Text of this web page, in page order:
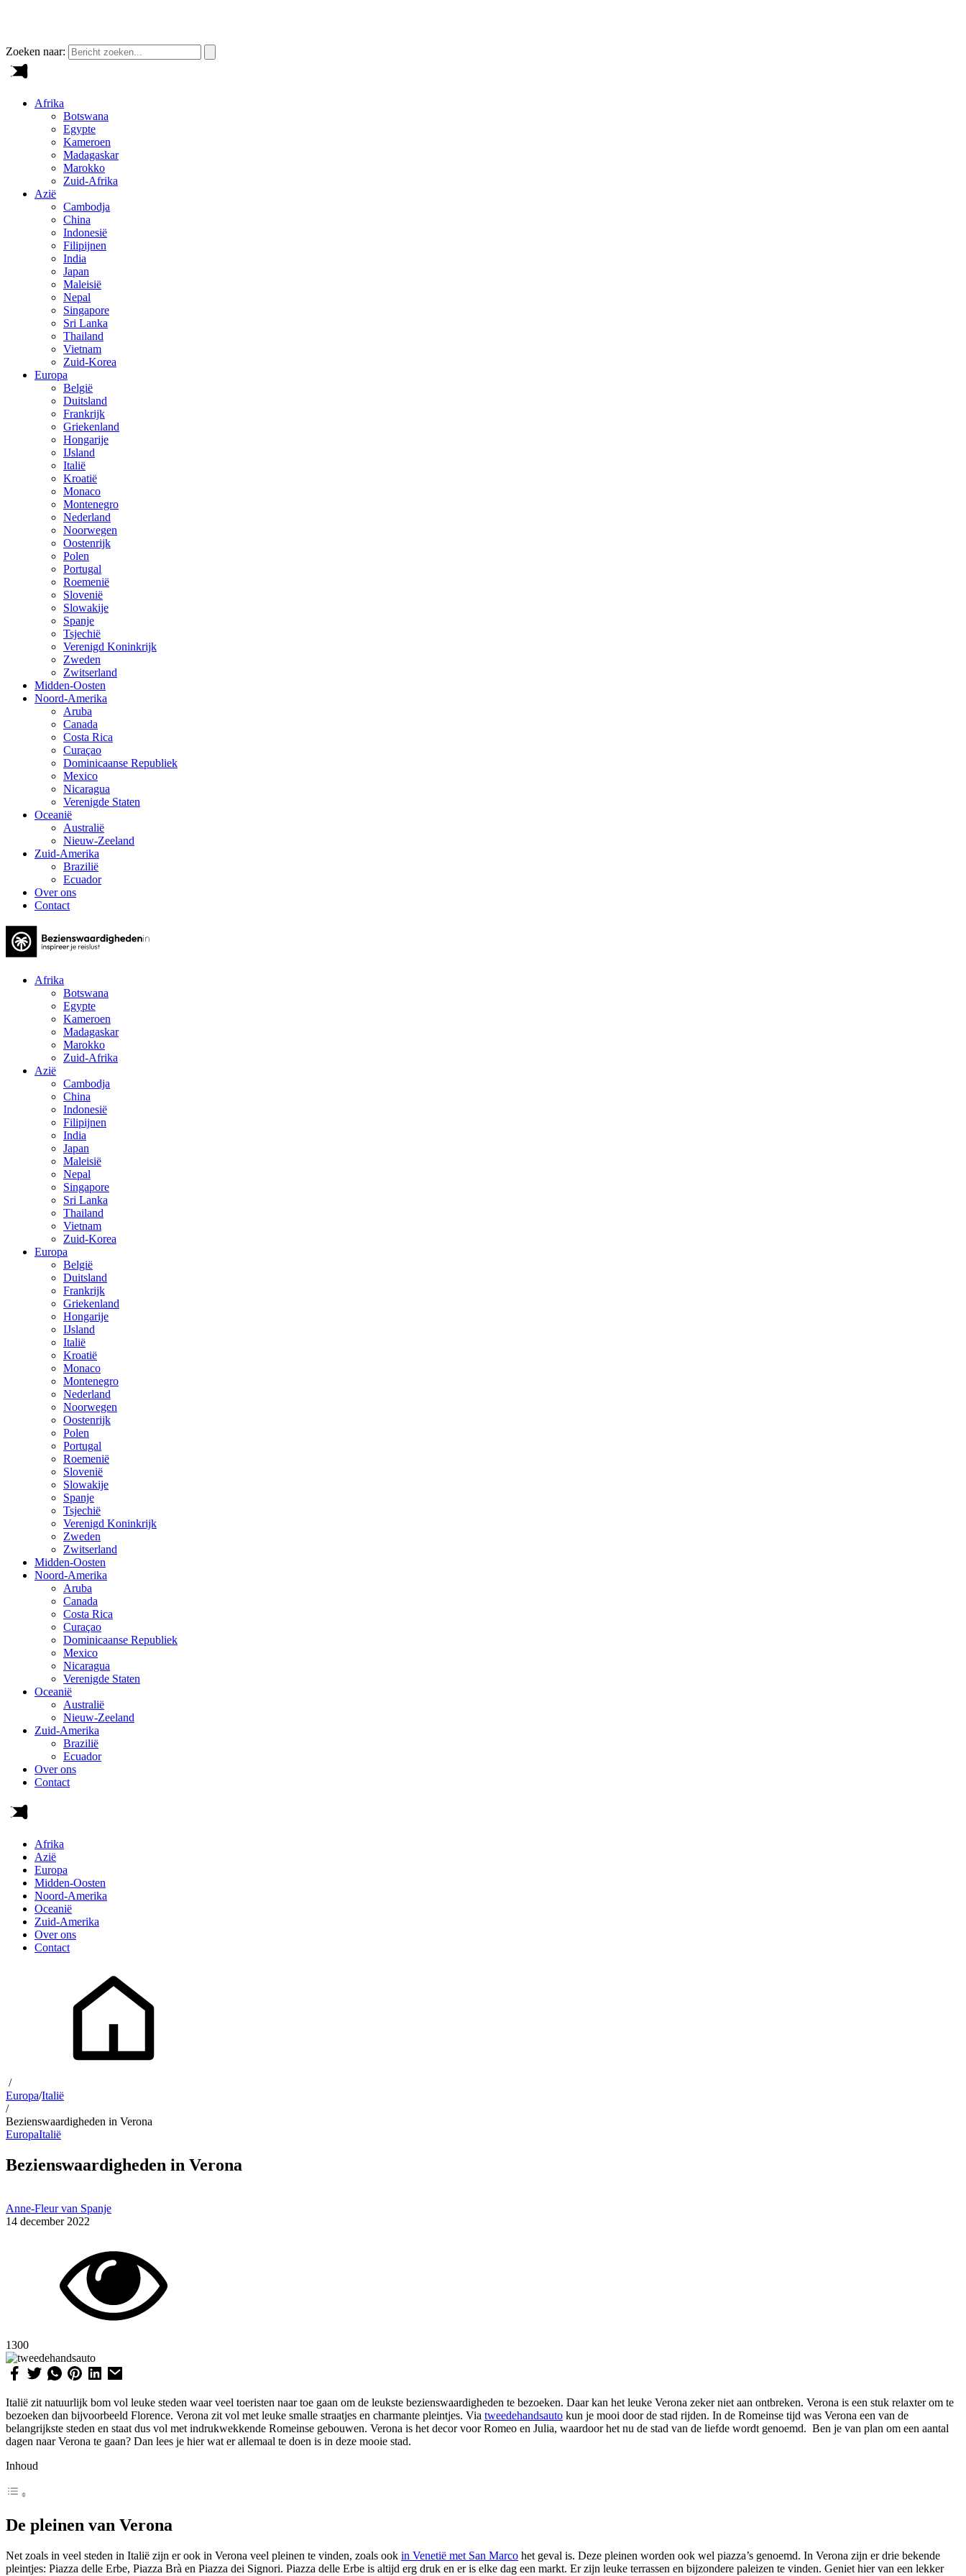
Zoeken naar:
Afrika
Botswana
Egypte
Kameroen
Madagaskar
Marokko
Zuid-Afrika
Azië
Cambodja
China
Indonesië
Filipijnen
India
Japan
Maleisië
Nepal
Singapore
Sri Lanka
Thailand
Vietnam
Zuid-Korea
Europa
België
Duitsland
Frankrijk
Griekenland
Hongarije
IJsland
Italië
Kroatië
Monaco
Montenegro
Nederland
Noorwegen
Oostenrijk
Polen
Portugal
Roemenië
Slovenië
Slowakije
Spanje
Tsjechië
Verenigd Koninkrijk
Zweden
Zwitserland
Midden-Oosten
Noord-Amerika
Aruba
Canada
Costa Rica
Curaçao
Dominicaanse Republiek
Mexico
Nicaragua
Verenigde Staten
Oceanië
Australië
Nieuw-Zeeland
Zuid-Amerika
Brazilië
Ecuador
Over ons
Contact
Afrika
Botswana
Egypte
Kameroen
Madagaskar
Marokko
Zuid-Afrika
Azië
Cambodja
China
Indonesië
Filipijnen
India
Japan
Maleisië
Nepal
Singapore
Sri Lanka
Thailand
Vietnam
Zuid-Korea
Europa
België
Duitsland
Frankrijk
Griekenland
Hongarije
IJsland
Italië
Kroatië
Monaco
Montenegro
Nederland
Noorwegen
Oostenrijk
Polen
Portugal
Roemenië
Slovenië
Slowakije
Spanje
Tsjechië
Verenigd Koninkrijk
Zweden
Zwitserland
Midden-Oosten
Noord-Amerika
Aruba
Canada
Costa Rica
Curaçao
Dominicaanse Republiek
Mexico
Nicaragua
Verenigde Staten
Oceanië
Australië
Nieuw-Zeeland
Zuid-Amerika
Brazilië
Ecuador
Over ons
Contact
Afrika
Azië
Europa
Midden-Oosten
Noord-Amerika
Oceanië
Zuid-Amerika
Over ons
Contact
/
Europa/Italië
/
Bezienswaardigheden in Verona
EuropaItalië
Bezienswaardigheden in Verona
Anne-Fleur van Spanje
14 december 2022
1300
Italië zit natuurlijk bom vol leuke steden waar veel toeristen naar toe gaan om de leukste bezienswaardigheden te bezoeken. Daar kan het leuke Verona zeker niet aan ontbreken. Verona is een stuk relaxter om te
bezoeken dan bijvoorbeeld Florence. Verona zit vol met leuke smalle straatjes en charmante pleintjes. Via tweedehandsauto kun je mooi door de stad rijden. In de Romeinse tijd was Verona een van de
belangrijkste steden en staat dus vol met indrukwekkende Romeinse gebouwen. Verona is het decor voor Romeo en Julia, waardoor het nu de stad van de liefde wordt genoemd. Ben je van plan om een aantal
dagen naar Verona te gaan? Dan lees je hier wat er allemaal te doen is in deze mooie stad.
Inhoud
De pleinen van Verona
Net zoals in veel steden in Italië zijn er ook in Verona veel pleinen te vinden, zoals ook in Venetië met San Marco het geval is. Deze pleinen worden ook wel piazza’s genoemd. In Verona zijn er drie bekende
pleintjes: Piazza delle Erbe, Piazza Brà en Piazza dei Signori. Piazza delle Erbe is altijd erg druk en er is elke dag een markt. Er zijn leuke terrassen en bijzondere paleizen te vinden. Geniet hier van een lekker